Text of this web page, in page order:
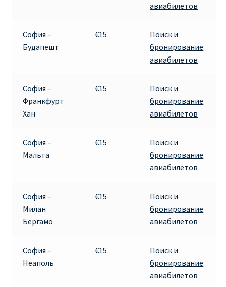
Акции RYANAIR из Каунаса
Барселона
БИЛЕТЫ RYANAIR | ПОИСК ЛУЧШЕЙ ЦЕНЫ |
БИЛЕТЫ RYANAIR НА ЗАВТРА КУПИТЬ ОНЛАЙН
ДЕШЕВЫЕ АВИАБИЛЕТЫ В БЕРЛИН
ДЕШЕВЫЕ АВИАБИЛЕТЫ В ВАРШАВУ
авиабилетов
София –
Будапешт
€15
Поиск и
бронирование
авиабилетов
София –
Франкфурт
Хан
€15
Поиск и
бронирование
авиабилетов
София –
Мальта
€15
Поиск и
бронирование
авиабилетов
София –
Милан
Бергамо
€15
Поиск и
бронирование
авиабилетов
София –
Неаполь
€15
Поиск и
бронирование
авиабилетов